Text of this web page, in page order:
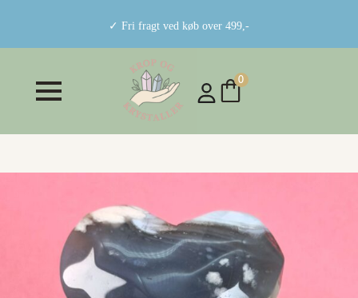
✓ Fri fragt ved køb over 499,-
0